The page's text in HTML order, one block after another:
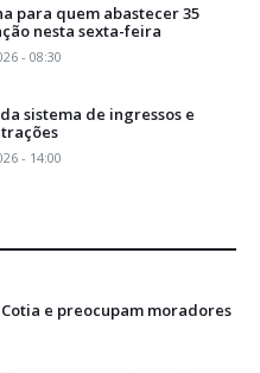
para quem abastecer 35
nesta sexta-feira
- 08:30
sistema de ingressos e
- 14:00
e preocupam moradores